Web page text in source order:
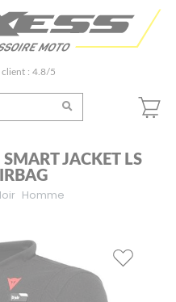
client : 4.8/5
JACKET LS
Homme